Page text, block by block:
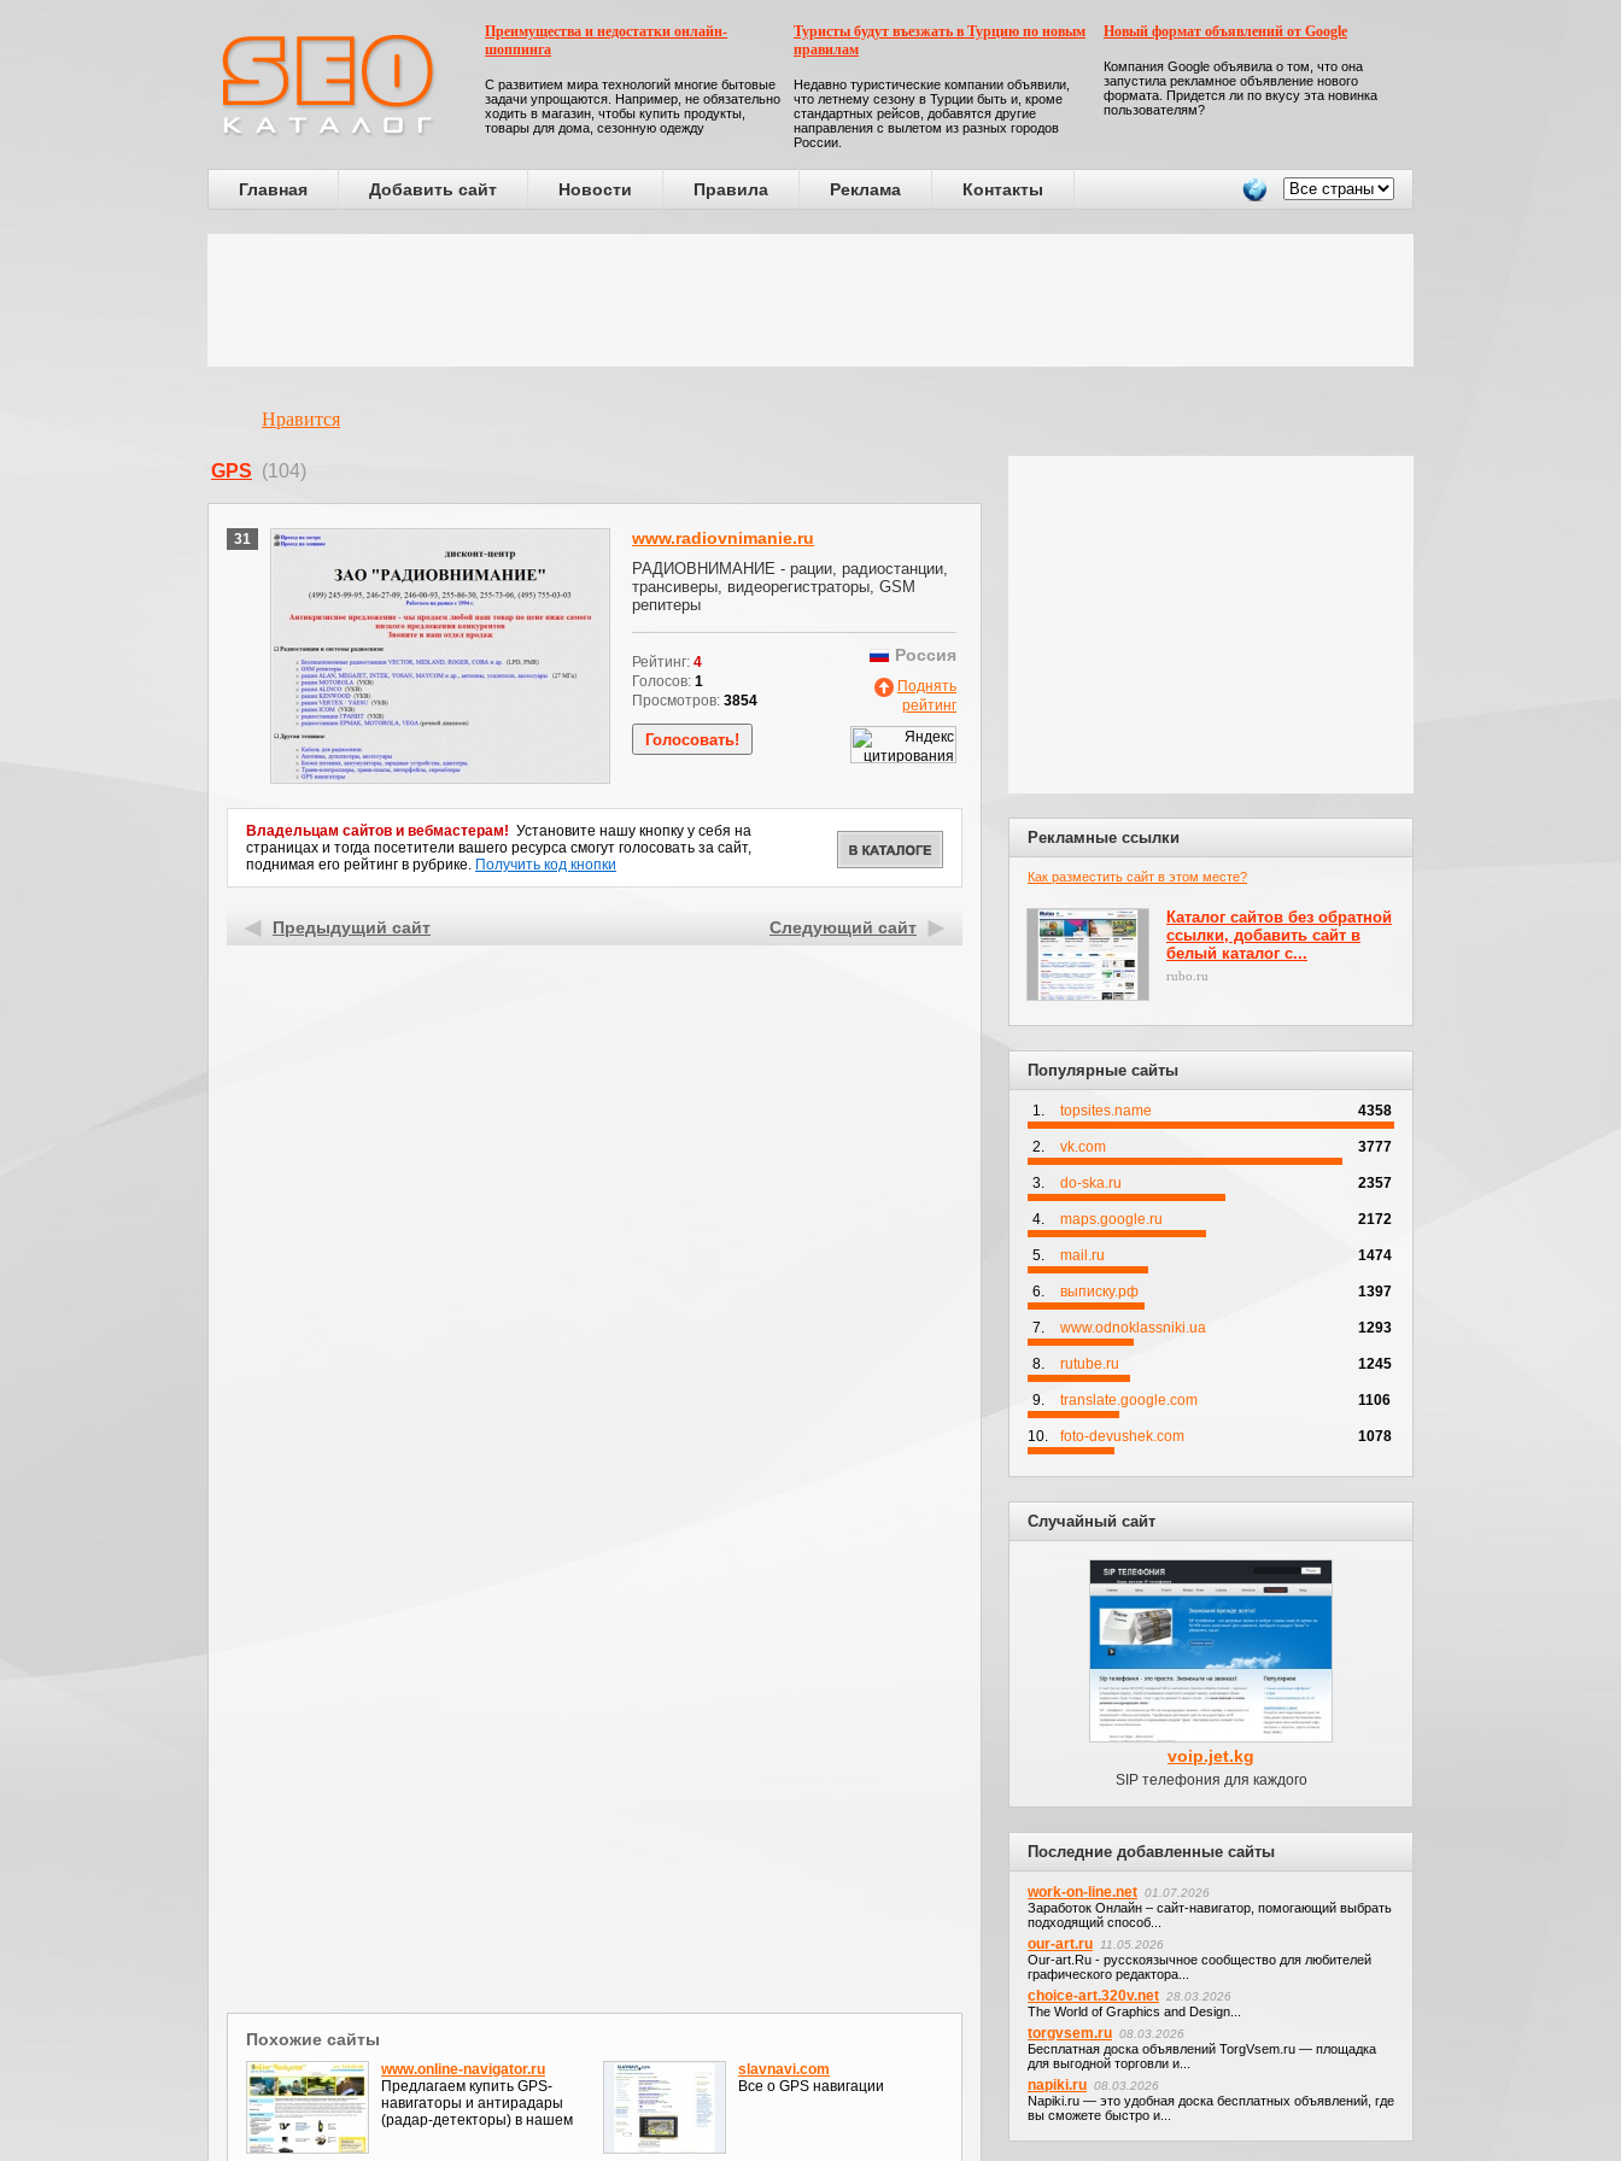
Преимущества и недостатки онлайн-
шоппинга
С развитием мира технологий многие бытовые
задачи упрощаются. Например, не обязательно
ходить в магазин, чтобы купить продукты,
товары для дома, сезонную одежду
Туристы будут въезжать в Турцию по новым
правилам
Недавно туристические компании объявили,
что летнему сезону в Турции быть и, кроме
стандартных рейсов, добавятся другие
направления с вылетом из разных городов
России.
Новый формат объявлений от Google
Компания Google объявила о том, что она
запустила рекламное объявление нового
формата. Придется ли по вкусу эта новинка
пользователям?
Главная Добавить сайт Новости Правила Реклама Контакты
Нравится
GPS (104)
31 www.radiovnimanie.ru
РАДИОВНИМАНИЕ - рации, радиостанции,
трансиверы, видеорегистраторы, GSM
репитеры
Рейтинг: 4
Голосов: 1
Просмотров: 3854
Россия
Поднять
рейтинг
Владельцам сайтов и вебмастерам! Установите нашу кнопку у себя на
страницах и тогда посетители вашего ресурса смогут голосовать за сайт,
поднимая его рейтинг в рубрике. Получить код кнопки
Предыдущий сайт Следующий сайт
Похожие сайты
www.online-navigator.ru
Предлагаем купить GPS-
навигаторы и антирадары
(радар-детекторы) в нашем
slavnavi.com
Все о GPS навигации
Рекламные ссылки
Как разместить сайт в этом месте?
Каталог сайтов без обратной
ссылки, добавить сайт в
белый каталог с...
rubo.ru
Популярные сайты
1. topsites.name 4358
2. vk.com 3777
3. do-ska.ru 2357
4. maps.google.ru 2172
5. mail.ru 1474
6. выписку.рф 1397
7. www.odnoklassniki.ua 1293
8. rutube.ru 1245
9. translate.google.com 1106
10. foto-devushek.com 1078
Случайный сайт
voip.jet.kg
SIP телефония для каждого
Последние добавленные сайты
work-on-line.net 01.07.2026
Заработок Онлайн – сайт-навигатор, помогающий выбрать
подходящий способ...
our-art.ru 11.05.2026
Our-art.Ru - русскоязычное сообщество для любителей
графического редактора...
choice-art.320v.net 28.03.2026
The World of Graphics and Design...
torgvsem.ru 08.03.2026
Бесплатная доска объявлений TorgVsem.ru — площадка
для выгодной торговли и...
napiki.ru 08.03.2026
Napiki.ru — это удобная доска бесплатных объявлений, где
вы сможете быстро и...